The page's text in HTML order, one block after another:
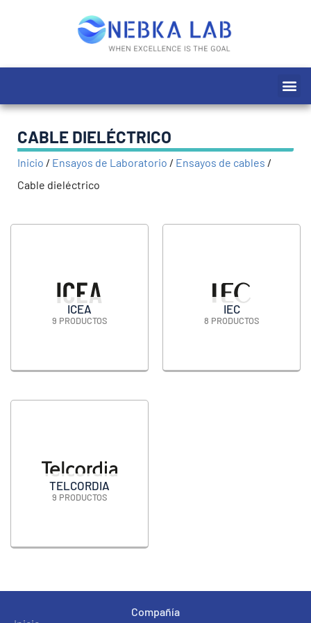
CABLE DIELÉCTRICO
Inicio / Ensayos de Laboratorio / Ensayos de cables /
Cable dieléctrico
ICEA
9 PRODUCTOS
IEC
8 PRODUCTOS
TELCORDIA
9 PRODUCTOS
Compañía